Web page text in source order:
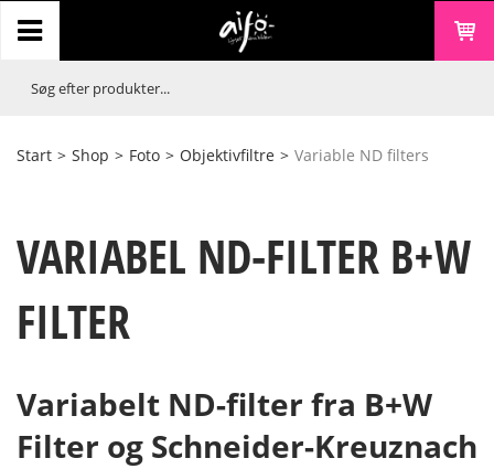
Start > Shop > Foto > Objektivfiltre > Variable ND filters
VARIABEL ND-FILTER B+W
FILTER
Variabelt ND-filter fra B+W
Filter og Schneider-Kreuznach